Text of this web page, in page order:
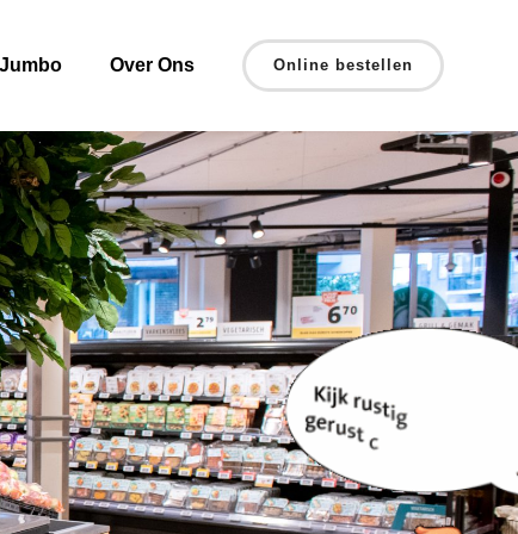
Over Ons Online bestellen